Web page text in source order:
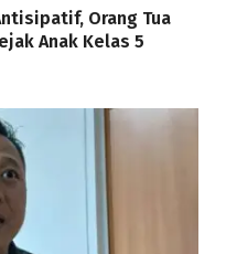
Orang Tua
Anak Kelas 5